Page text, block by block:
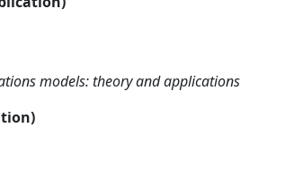
models: theory and applications